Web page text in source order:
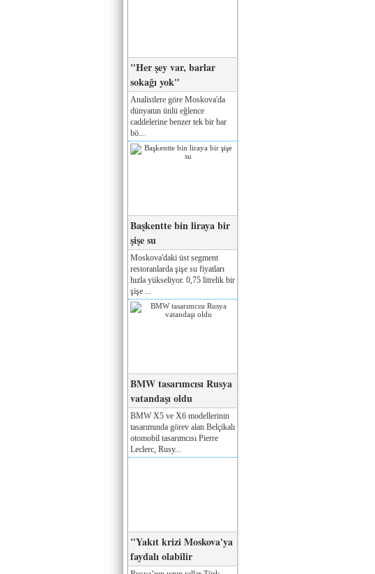
"Her şey var, barlar
sokağı yok"
Analistlere göre Moskova'da
dünyanın ünlü eğlence
caddelerine benzer tek bir bar
bö...
Başkentte bin liraya bir
şişe su
Moskova'daki üst segment
restoranlarda şişe su fiyatları
hızla yükseliyor. 0,75 litrelik bir
şişe ...
BMW tasarımcısı Rusya
vatandaşı oldu
BMW X5 ve X6 modellerinin
tasarımında görev alan Belçikalı
otomobil tasarımcısı Pierre
Leclerc, Rusy...
"Yakıt krizi Moskova'ya
faydalı olabilir